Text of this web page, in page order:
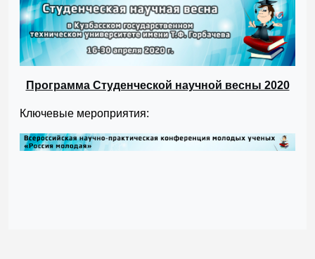
Программа Студенческой научной весны 2020
Ключевые мероприятия: